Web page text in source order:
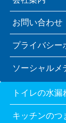
お問い合わせ
プライバシー
ソーシャルメ
トイレの水
キッチンのつ